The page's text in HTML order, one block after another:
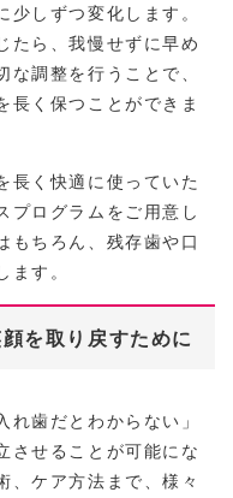
しずつ変化します。
たら、我慢せずに早め
調整を行うことで、
長く保つことができま
長く快適に使っていた
プログラムをご用意し
もちろん、残存歯や口
ます。
を取り戻すために
れ歯だとわからない」
させることが可能にな
、ケア方法まで、様々